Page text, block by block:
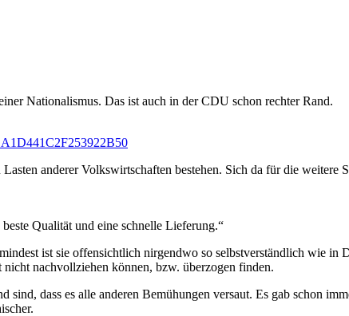
Nationalismus. Das ist auch in der CDU schon rechter Rand.
anderer Volkswirtschaften bestehen. Sich da für die weitere
Qualität und eine schnelle Lieferung.“
ist sie offensichtlich nirgendwo so selbstverständlich wie in
nachvollziehen können, bzw. überzogen finden.
dass es alle anderen Bemühungen versaut. Es gab schon